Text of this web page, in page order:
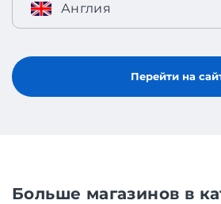
Англия
Перейти на
Больше магазинов в